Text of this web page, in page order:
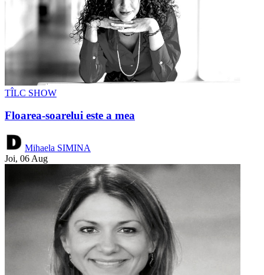
TÎLC SHOW
Floarea-soarelui este a mea
Mihaela SIMINA
Joi, 06 Aug